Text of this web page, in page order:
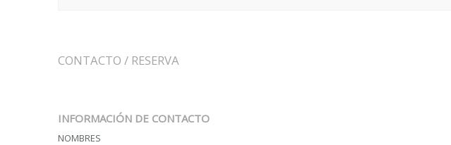
CONTACTO / RESERVA
INFORMACIÓN DE CONTACTO
NOMBRES